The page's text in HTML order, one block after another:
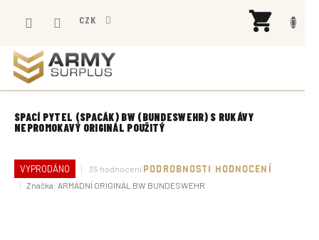
CZK
SPACÍ PYTEL (SPACÁK) BW (BUNDESWEHR) S RUKÁVY
NEPROMOKAVÝ ORIGINÁL POUŽITÝ
VYPRODÁNO
Průměrné
produktu
35 hodnocení PODROBNOSTI HODNOCENÍ
Značka: ARMÁDNÍ ORIGINÁL BW BUNDESWEHR